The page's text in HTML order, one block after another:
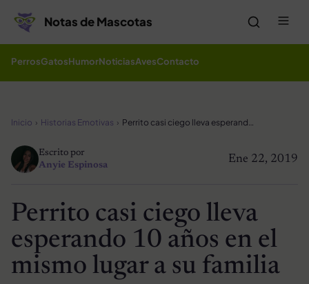
Notas de Mascotas
PerrosGatosHumorNoticiasAvesContacto
Inicio Historias Emotivas Perrito casi ciego lleva esperando 10 años en el mismo lugar a su familia
Ene 22, 2019
Escrito por
Anyie Espinosa
Perrito casi ciego lleva
esperando 10 años en el
mismo lugar a su familia